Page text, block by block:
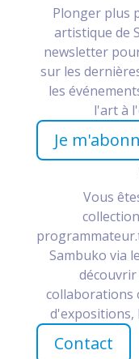
Plonger plus
artistique de
newsletter
sur les
les
l'art à
Je
Vous
Sambuko via
collaborations
d'expositions,
Contact